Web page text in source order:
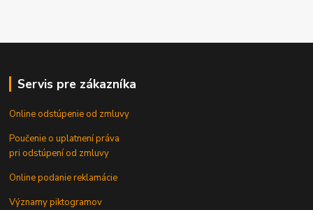
Servis pre zákazníka
Online odstúpenie od zmluvy
Poučenie o uplatnení práva
pri odstúpení od zmluvy
Online podanie reklamácie
Významy piktogramov